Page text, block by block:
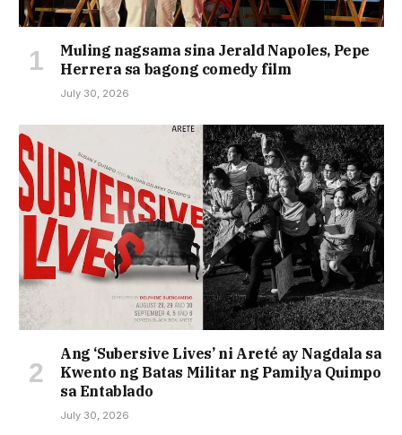
Muling nagsama sina Jerald Napoles, Pepe
Herrera sa bagong comedy film
July 30, 2026
Ang ‘Subersive Lives’ ni Areté ay Nagdala sa
Kwento ng Batas Militar ng Pamilya Quimpo
sa Entablado
July 30, 2026